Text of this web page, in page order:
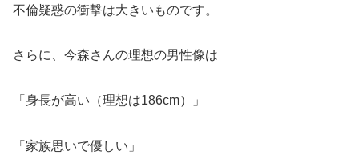
不倫疑惑の衝撃は大きいものです。
さらに、今森さんの理想の男性像は
「身長が高い（理想は186cm）」
「家族思いで優しい」